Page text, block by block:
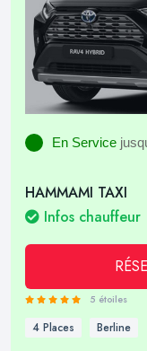
En Service
HAMMAMI TAXI
Infos chauffeur
5 étoiles
4 Places Berline